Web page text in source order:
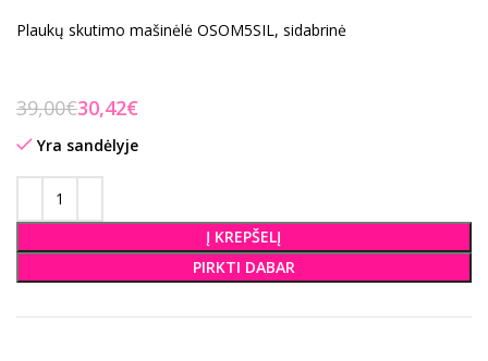
Plaukų skutimo mašinėlė OSOM5SIL, sidabrinė
39,00€30,42€
Yra sandėlyje
Į KREPŠELĮ
PIRKTI DABAR